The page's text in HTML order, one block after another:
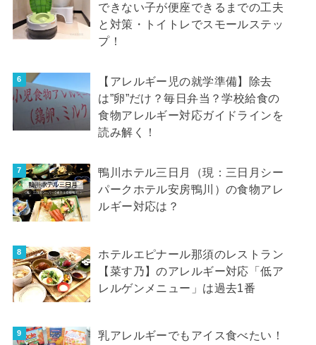
できない子が便座できるまでの工夫
と対策・トイトレでスモールステッ
プ！
【アレルギー児の就学準備】除去
は”卵”だけ？毎日弁当？学校給食の
食物アレルギー対応ガイドラインを
読み解く！
鴨川ホテル三日月（現：三日月シー
パークホテル安房鴨川）の食物アレ
ルギー対応は？
ホテルエピナール那須のレストラン
【菜す乃】のアレルギー対応「低ア
レルゲンメニュー」は過去1番
乳アレルギーでもアイス食べたい！